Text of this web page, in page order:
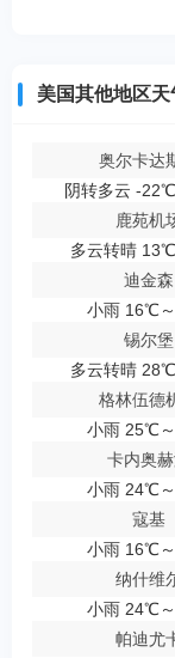
美国其他地区天
奥尔卡达
阴转多云 -
鹿苑机
多云转晴
迪金森
小雨 16℃
锡尔堡
多云转晴
格林伍德
小雨 25℃
卡内奥
小雨 24℃
寇基
小雨 16℃
纳什维
小雨 24℃
帕迪尤